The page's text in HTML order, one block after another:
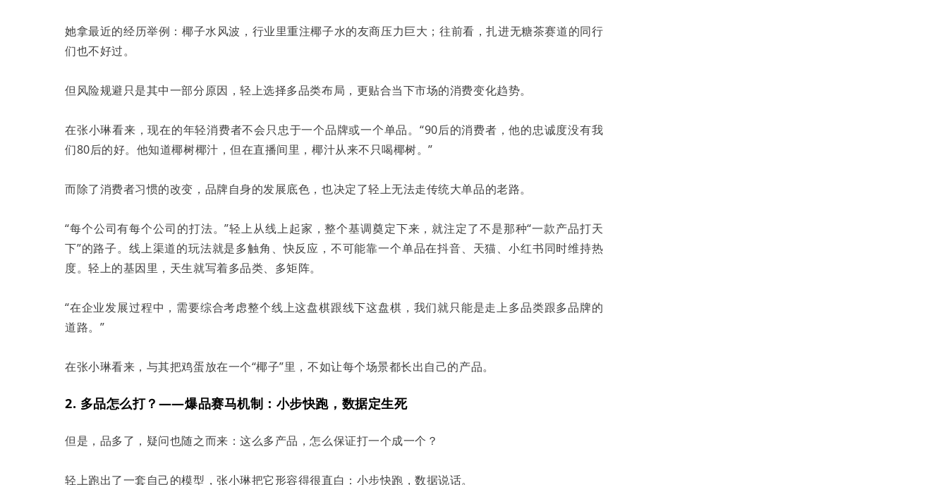
她拿最近的经历举例：椰子水风波，行业里重注椰子水的友商压力巨大；往前看，扎进无糖茶赛道的同行
们也不好过。
但风险规避只是其中一部分原因，轻上选择多品类布局，更贴合当下市场的消费变化趋势。
在张小琳看来，现在的年轻消费者不会只忠于一个品牌或一个单品。“90后的消费者，他的忠诚度没有我
们80后的好。他知道椰树椰汁，但在直播间里，椰汁从来不只喝椰树。”
而除了消费者习惯的改变，品牌自身的发展底色，也决定了轻上无法走传统大单品的老路。
“每个公司有每个公司的打法。”轻上从线上起家，整个基调奠定下来，就注定了不是那种“一款产品打天
下”的路子。线上渠道的玩法就是多触角、快反应，不可能靠一个单品在抖音、天猫、小红书同时维持热
度。轻上的基因里，天生就写着多品类、多矩阵。
“在企业发展过程中，需要综合考虑整个线上这盘棋跟线下这盘棋，我们就只能是走上多品类跟多品牌的
道路。”
在张小琳看来，与其把鸡蛋放在一个“椰子”里，不如让每个场景都长出自己的产品。
2. 多品怎么打？——爆品赛马机制：小步快跑，数据定生死
但是，品多了，疑问也随之而来：这么多产品，怎么保证打一个成一个？
轻上跑出了一套自己的模型，张小琳把它形容得很直白：小步快跑，数据说话。